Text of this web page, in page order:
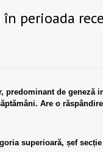
perioada
de geneză
Are o
superioară, șef